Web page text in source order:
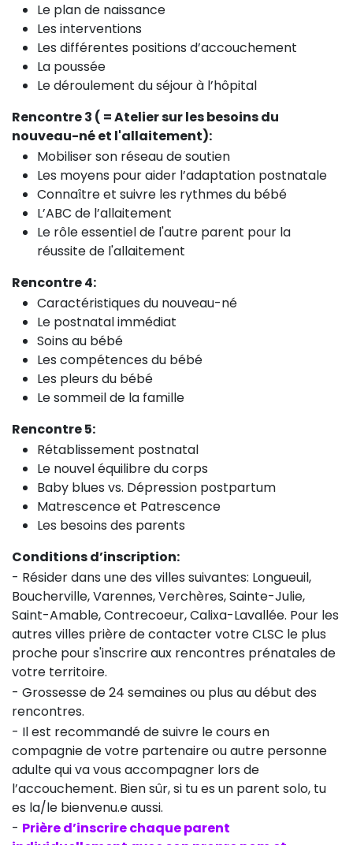
Le plan de naissance
Les interventions
Les différentes positions d’accouchement
La poussée
Le déroulement du séjour à l’hôpital
Rencontre 3 ( = Atelier sur les besoins du
nouveau-né et l'allaitement):
Mobiliser son réseau de soutien
Les moyens pour aider l’adaptation postnatale
Connaître et suivre les rythmes du bébé
L’ABC de l’allaitement
Le rôle essentiel de l'autre parent pour la
réussite de l'allaitement
Rencontre 4:
Caractéristiques du nouveau-né
Le postnatal immédiat
Soins au bébé
Les compétences du bébé
Les pleurs du bébé
Le sommeil de la famille
Rencontre 5:
Rétablissement postnatal
Le nouvel équilibre du corps
Baby blues vs. Dépression postpartum
Matrescence et Patrescence
Les besoins des parents
Conditions d’inscription:
- Résider dans une des villes suivantes: Longueuil,
Boucherville, Varennes, Verchères, Sainte-Julie,
Saint-Amable, Contrecoeur, Calixa-Lavallée. Pour les
autres villes prière de contacter votre CLSC le plus
proche pour s'inscrire aux rencontres prénatales de
votre territoire.
- Grossesse de 24 semaines ou plus au début des
rencontres.
- Il est recommandé de suivre le cours en
compagnie de votre partenaire ou autre personne
adulte qui va vous accompagner lors de
l’accouchement. Bien sûr, si tu es un parent solo, tu
es la/le bienvenu.e aussi.
- Prière d’inscrire chaque parent